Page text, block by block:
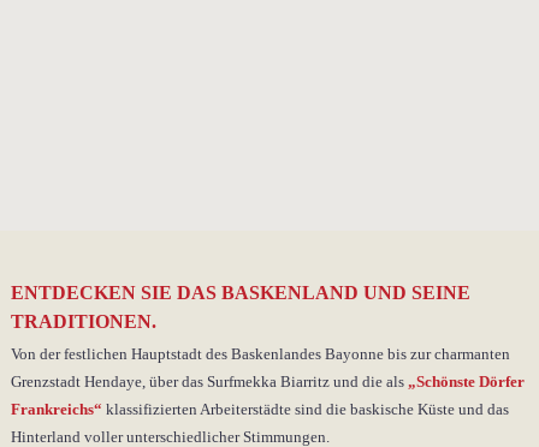
ENTDECKEN SIE DAS BASKENLAND UND SEINE
TRADITIONEN.
Von der festlichen Hauptstadt des Baskenlandes Bayonne bis zur charmanten
Grenzstadt Hendaye, über das Surfmekka Biarritz und die als „Schönste Dörfer
Frankreichs“ klassifizierten Arbeiterstädte sind die baskische Küste und das
Hinterland voller unterschiedlicher Stimmungen.